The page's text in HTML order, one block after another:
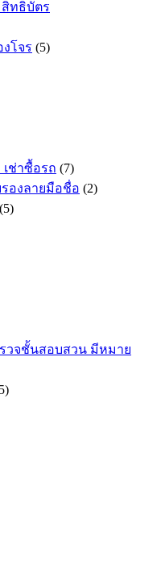
ทธิบัตร
โจร (5)
ช่าซื้อรถ (7)
องลายมือชื่อ (2)
(5)
วจชั้นสอบสวน มีหมาย